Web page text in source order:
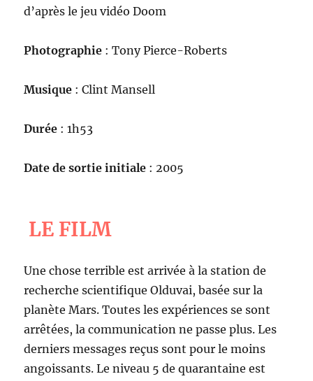
d’après le jeu vidéo Doom
Photographie : Tony Pierce-Roberts
Musique : Clint Mansell
Durée : 1h53
Date de sortie initiale : 2005
LE FILM
Une chose terrible est arrivée à la station de
recherche scientifique Olduvai, basée sur la
planète Mars. Toutes les expériences se sont
arrêtées, la communication ne passe plus. Les
derniers messages reçus sont pour le moins
angoissants. Le niveau 5 de quarantaine est